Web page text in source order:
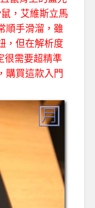
，艾維斯立馬
順手滑溜，雖
，但在解析度
很需要超精準
購買這款入門